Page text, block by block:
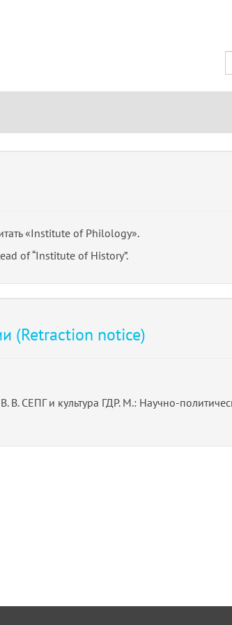
«Institute of Philology».
of “Institute of History”.
(Retraction notice)
В. СЕПГ и культура ГДР. М.: Научно-